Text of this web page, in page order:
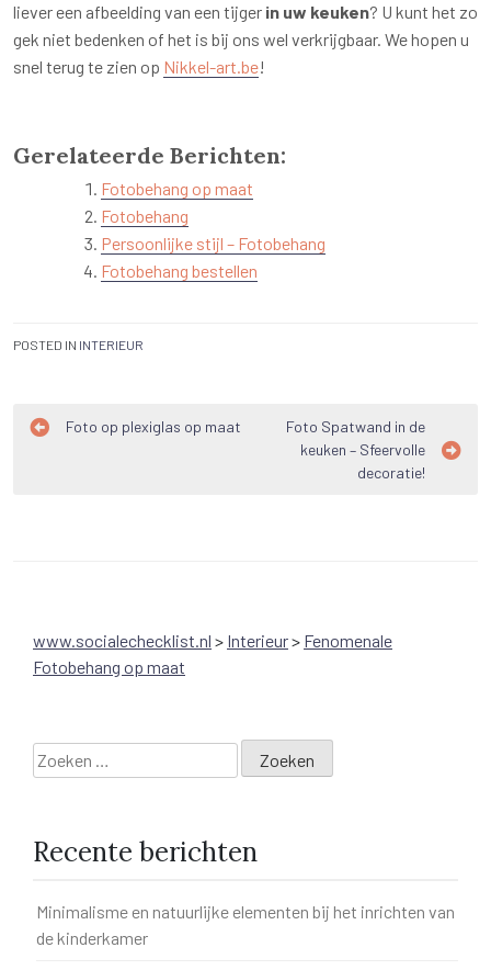
liever een afbeelding van een tijger in uw keuken? U kunt het zo
gek niet bedenken of het is bij ons wel verkrijgbaar. We hopen u
snel terug te zien op Nikkel-art.be!
Gerelateerde Berichten:
Fotobehang op maat
Fotobehang
Persoonlijke stijl – Fotobehang
Fotobehang bestellen
POSTED IN INTERIEUR
Bericht
Foto op plexiglas op maat
Foto Spatwand in de
keuken – Sfeervolle
decoratie!
www.socialechecklist.nl > Interieur> Fenomenale
Fotobehang op maat
Zoeken
naar:
Recente berichten
Minimalisme en natuurlijke elementen bij het inrichten van
de kinderkamer